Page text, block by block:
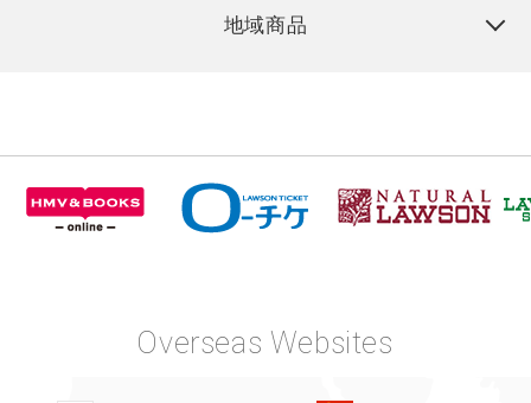
地域商品
Overseas Websites